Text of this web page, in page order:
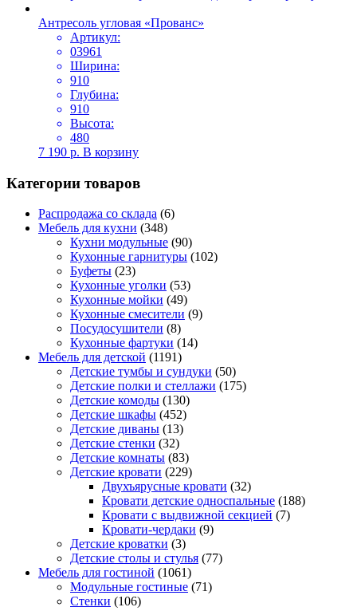
Антресоль угловая «Прованс»
Артикул:
03961
Ширина:
910
Глубина:
910
Высота:
480
7 190 р. В корзину
Категории товаров
Распродажа со склада (6)
Мебель для кухни (348)
Кухни модульные (90)
Кухонные гарнитуры (102)
Буфеты (23)
Кухонные уголки (53)
Кухонные мойки (49)
Кухонные смесители (9)
Посудосушители (8)
Кухонные фартуки (14)
Мебель для детской (1191)
Детские тумбы и сундуки (50)
Детские полки и стеллажи (175)
Детские комоды (130)
Детские шкафы (452)
Детские диваны (13)
Детские стенки (32)
Детские комнаты (83)
Детские кровати (229)
Двухъярусные кровати (32)
Кровати детские односпальные (188)
Кровати с выдвижной секцией (7)
Кровати-чердаки (9)
Детские кроватки (3)
Детские столы и стулья (77)
Мебель для гостиной (1061)
Модульные гостиные (71)
Стенки (106)